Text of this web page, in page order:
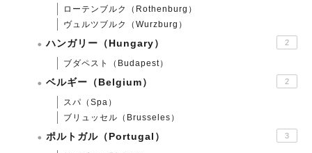
ローテンブルク（Rothenburg）
ヴュルツブルク（Wurzburg）
ハンガリー（Hungary） 2
ブダペスト（Budapest）
ベルギー（Belgium） 2
スパ（Spa）
ブリュッセル（Brusseles）
ポルトガル（Portugal） 3